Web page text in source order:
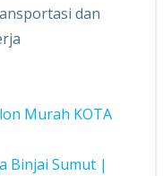
dan
Murah KOTA
Binjai Sumut |